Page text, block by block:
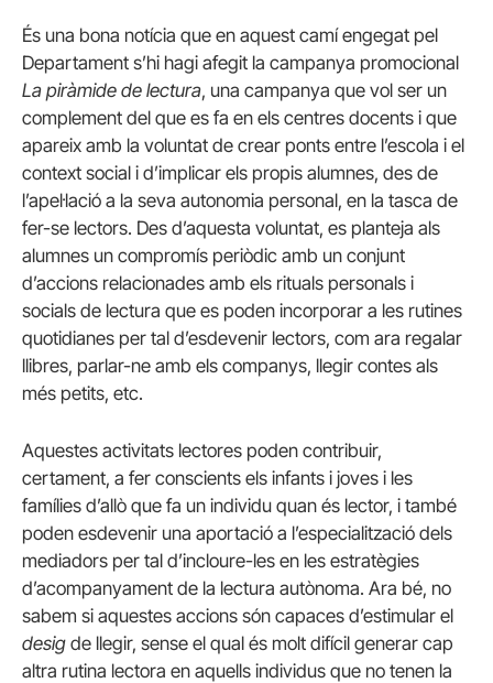
És una bona notícia que en aquest camí engegat pel
Departament s’hi hagi afegit la campanya promocional
La piràmide de lectura, una campanya que vol ser un
complement del que es fa en els centres docents i que
apareix amb la voluntat de crear ponts entre l’escola i el
context social i d’implicar els propis alumnes, des de
l’apel·lació a la seva autonomia personal, en la tasca de
fer-se lectors. Des d’aquesta voluntat, es planteja als
alumnes un compromís periòdic amb un conjunt
d’accions relacionades amb els rituals personals i
socials de lectura que es poden incorporar a les rutines
quotidianes per tal d’esdevenir lectors, com ara regalar
llibres, parlar-ne amb els companys, llegir contes als
més petits, etc.
Aquestes activitats lectores poden contribuir,
certament, a fer conscients els infants i joves i les
famílies d’allò que fa un individu quan és lector, i també
poden esdevenir una aportació a l’especialització dels
mediadors per tal d’incloure-les en les estratègies
d’acompanyament de la lectura autònoma. Ara bé, no
sabem si aquestes accions són capaces d’estimular el
desig de llegir, sense el qual és molt difícil generar cap
altra rutina lectora en aquells individus que no tenen la